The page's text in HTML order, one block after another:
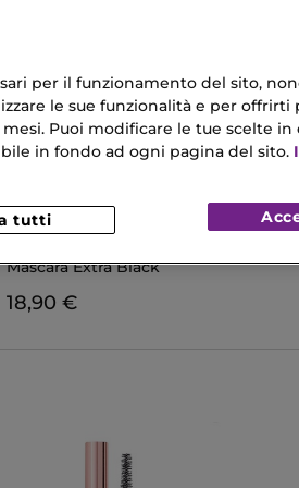
L'ORÉAL PARIS
Mascara Extra Black
18,90 €
per il funzionamento del sito,
le sue funzionalità e per offrirti
Puoi modificare le tue scelte in
in fondo ad ogni pagina del sito.
tutti